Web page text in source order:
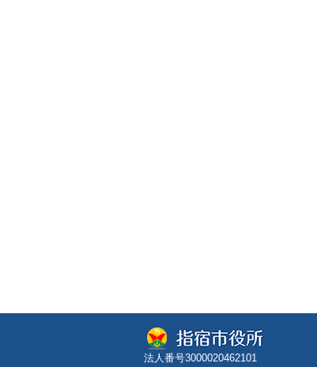
法人番号3000020462101